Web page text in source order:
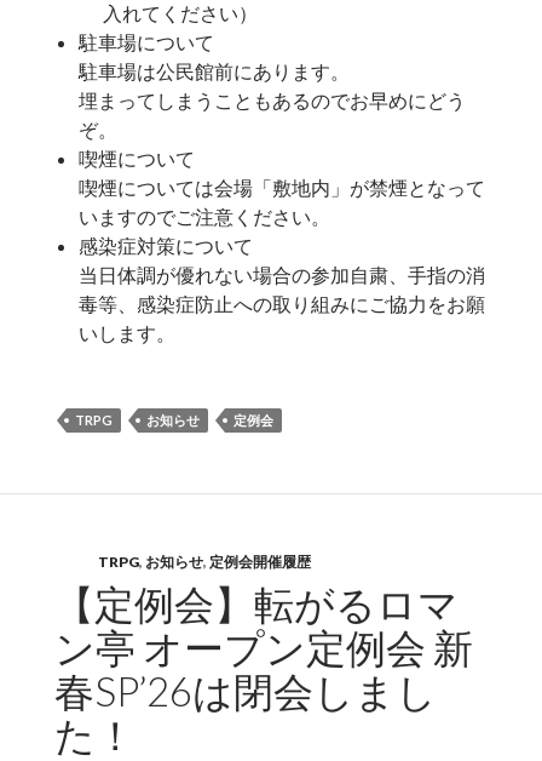
入れてください）
駐車場について
駐車場は公民館前にあります。
埋まってしまうこともあるのでお早めにどう
ぞ。
喫煙について
喫煙については会場「敷地内」が禁煙となって
いますのでご注意ください。
感染症対策について
当日体調が優れない場合の参加自粛、手指の消
毒等、感染症防止への取り組みにご協力をお願
いします。
TRPG お知らせ 定例会
TRPG, お知らせ, 定例会開催履歴
【定例会】転がるロマ
ン亭 オープン定例会 新
春SP’26は閉会しまし
た！